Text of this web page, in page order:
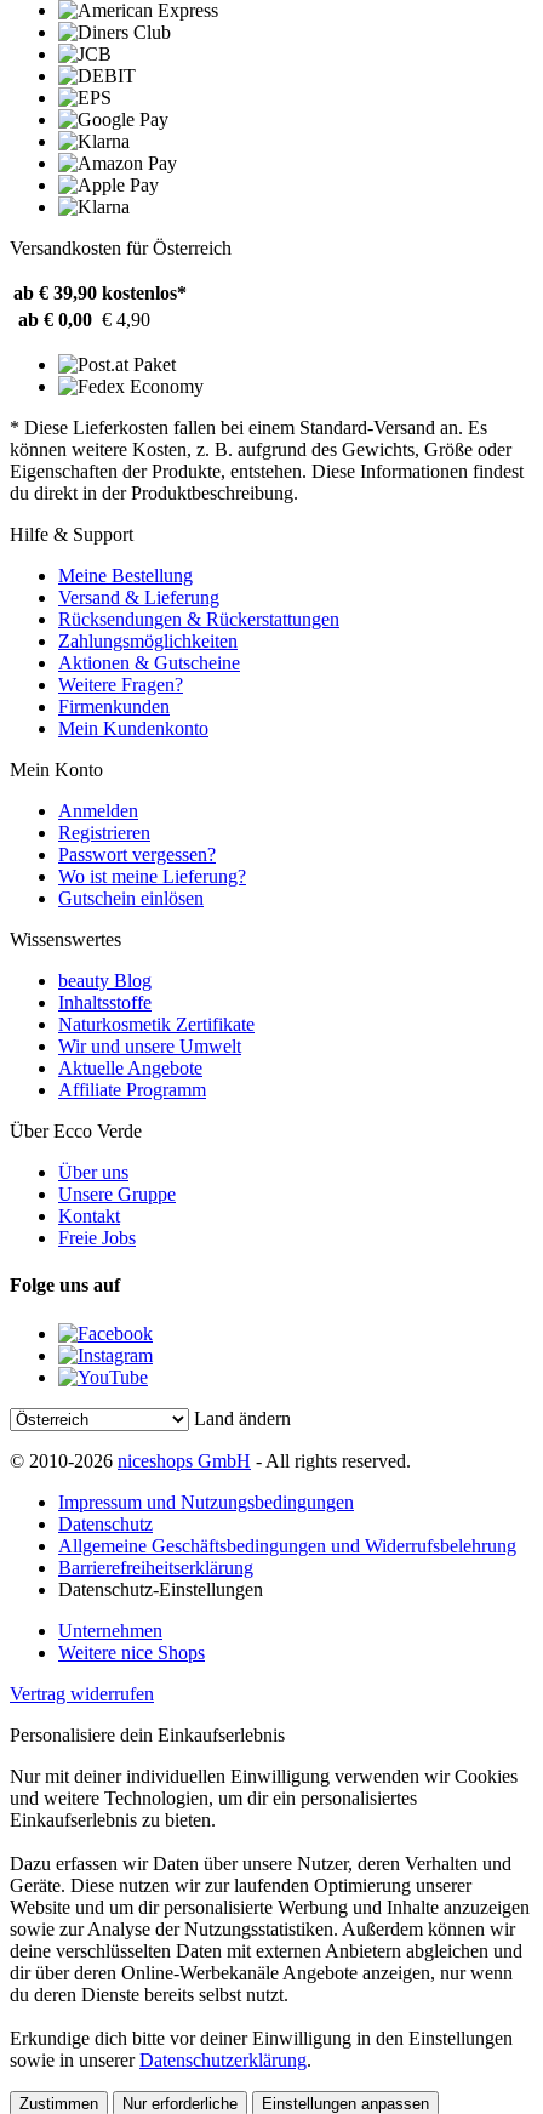
Versandkosten für Österreich
ab € 39,90 kostenlos*
ab € 0,00 € 4,90
* Diese Lieferkosten fallen bei einem Standard-Versand an. Es
können weitere Kosten, z. B. aufgrund des Gewichts, Größe oder
Eigenschaften der Produkte, entstehen. Diese Informationen findest
du direkt in der Produktbeschreibung.
Hilfe & Support
Meine Bestellung
Versand & Lieferung
Rücksendungen & Rückerstattungen
Zahlungsmöglichkeiten
Aktionen & Gutscheine
Weitere Fragen?
Firmenkunden
Mein Kundenkonto
Mein Konto
Anmelden
Registrieren
Passwort vergessen?
Wo ist meine Lieferung?
Gutschein einlösen
Wissenswertes
beauty Blog
Inhaltsstoffe
Naturkosmetik Zertifikate
Wir und unsere Umwelt
Aktuelle Angebote
Affiliate Programm
Über Ecco Verde
Über uns
Unsere Gruppe
Kontakt
Freie Jobs
Folge uns auf
Land ändern
© 2010-2026 niceshops GmbH - All rights reserved.
Impressum und Nutzungsbedingungen
Datenschutz
Allgemeine Geschäftsbedingungen und Widerrufsbelehrung
Barrierefreiheitserklärung
Datenschutz-Einstellungen
Unternehmen
Weitere nice Shops
Vertrag widerrufen
Personalisiere dein Einkaufserlebnis
Nur mit deiner individuellen Einwilligung verwenden wir Cookies
und weitere Technologien, um dir ein personalisiertes
Einkaufserlebnis zu bieten.
Dazu erfassen wir Daten über unsere Nutzer, deren Verhalten und
Geräte. Diese nutzen wir zur laufenden Optimierung unserer
Website und um dir personalisierte Werbung und Inhalte anzuzeigen
sowie zur Analyse der Nutzungsstatistiken. Außerdem können wir
deine verschlüsselten Daten mit externen Anbietern abgleichen und
dir über deren Online-Werbekanäle Angebote anzeigen, nur wenn
du deren Dienste bereits selbst nutzt.
Erkundige dich bitte vor deiner Einwilligung in den Einstellungen
sowie in unsererDatenschutzerklärung.
Zustimmen Nur erforderliche Einstellungen anpassen